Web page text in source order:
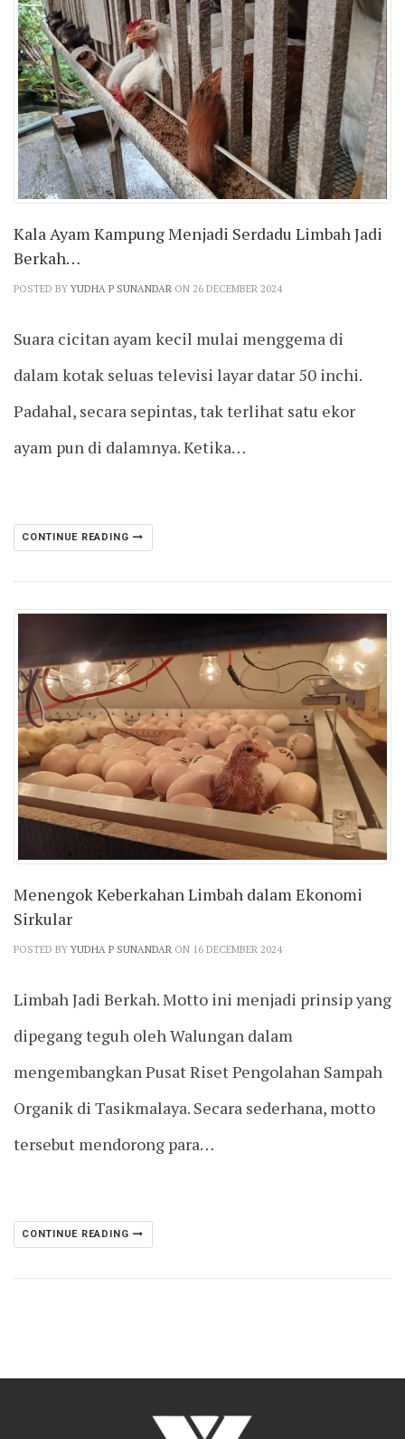
Kala Ayam Kampung Menjadi Serdadu Limbah Jadi
Berkah…
POSTED BY YUDHA P SUNANDAR ON 26 DECEMBER 2024
Suara cicitan ayam kecil mulai menggema di
dalam kotak seluas televisi layar datar 50 inchi.
Padahal, secara sepintas, tak terlihat satu ekor
ayam pun di dalamnya. Ketika…
CONTINUE READING
Menengok Keberkahan Limbah dalam Ekonomi
Sirkular
POSTED BY YUDHA P SUNANDAR ON 16 DECEMBER 2024
Limbah Jadi Berkah. Motto ini menjadi prinsip yang
dipegang teguh oleh Walungan dalam
mengembangkan Pusat Riset Pengolahan Sampah
Organik di Tasikmalaya. Secara sederhana, motto
tersebut mendorong para…
CONTINUE READING